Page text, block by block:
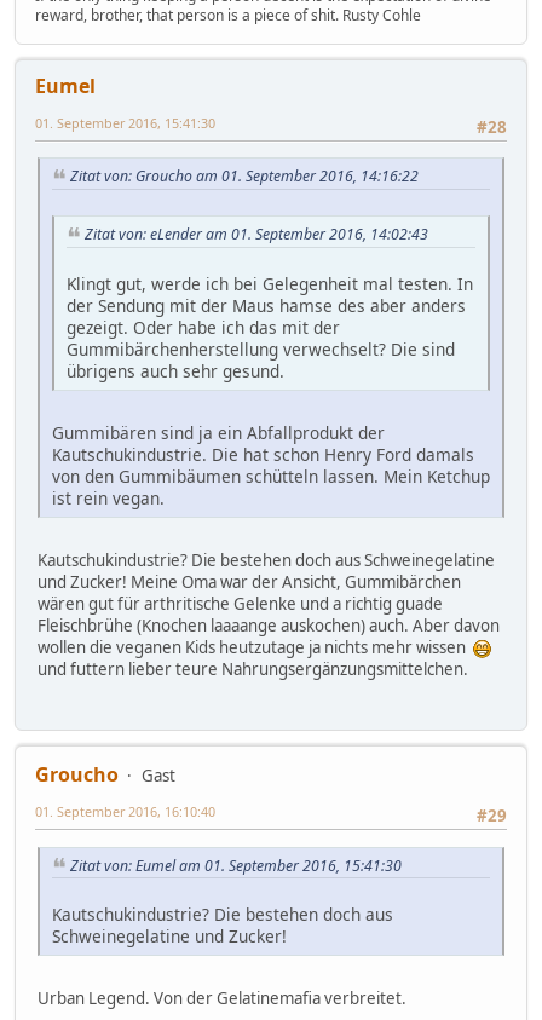
reward, brother, that person is a piece of shit. Rusty Cohle
Eumel
#28
01. September 2016, 15:41:30
Zitat von: Groucho am 01. September 2016, 14:16:22
Zitat von: eLender am 01. September 2016, 14:02:43
Klingt gut, werde ich bei Gelegenheit mal testen. In
der Sendung mit der Maus hamse des aber anders
gezeigt. Oder habe ich das mit der
Gummibärchenherstellung verwechselt? Die sind
übrigens auch sehr gesund.
Gummibären sind ja ein Abfallprodukt der
Kautschukindustrie. Die hat schon Henry Ford damals
von den Gummibäumen schütteln lassen. Mein Ketchup
ist rein vegan.
Kautschukindustrie? Die bestehen doch aus Schweinegelatine
und Zucker! Meine Oma war der Ansicht, Gummibärchen
wären gut für arthritische Gelenke und a richtig guade
Fleischbrühe (Knochen laaaange auskochen) auch. Aber davon
wollen die veganen Kids heutzutage ja nichts mehr wissen
und futtern lieber teure Nahrungsergänzungsmittelchen.
Groucho
Gast
#29
01. September 2016, 16:10:40
Zitat von: Eumel am 01. September 2016, 15:41:30
Kautschukindustrie? Die bestehen doch aus
Schweinegelatine und Zucker!
Urban Legend. Von der Gelatinemafia verbreitet.